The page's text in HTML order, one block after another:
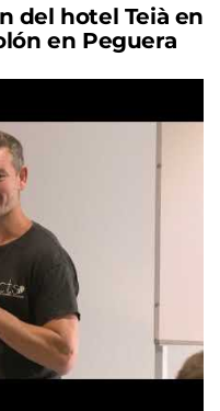
del hotel Teià en
en Peguera